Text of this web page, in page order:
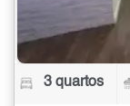
3 quartos